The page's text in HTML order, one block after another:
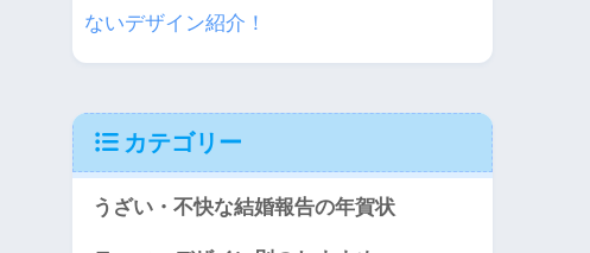
ないデザイン紹介！
カテゴリー
うざい・不快な結婚報告の年賀状